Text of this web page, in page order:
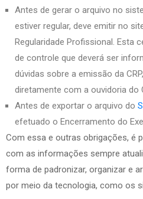
Antes de gerar o arquivo no
estiver regular, deve emitir no
Regularidade Profissional. Esta
de controle que deverá ser
dúvidas sobre a emissão da
diretamente com a ouvidoria do
Antes de exportar o arquivo do
efetuado o Encerramento do
Com essa e outras obrigações, é
com as informações sempre
forma de padronizar, organizar e
por meio da tecnologia, como os